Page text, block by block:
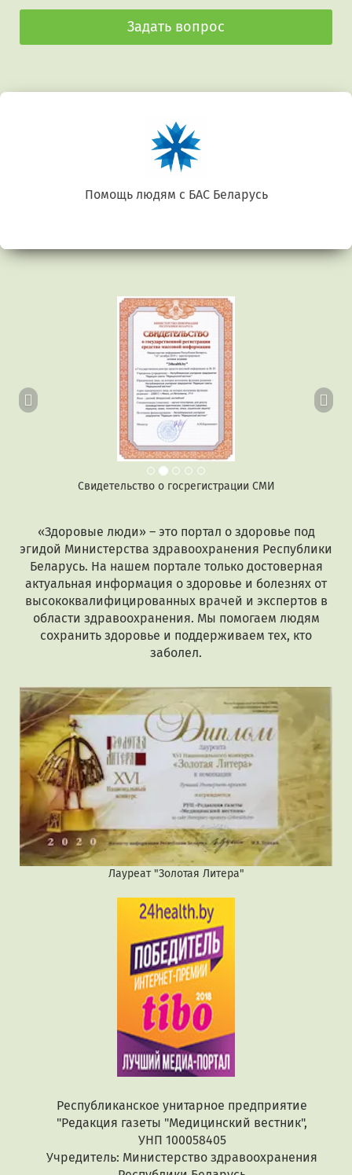
Задать вопрос
Помощь людям с БАС Беларусь
Свидетельство о госрегистрации СМИ
Предыдущий
«Здоровые люди» – это портал о здоровье под
эгидой Министерства здравоохранения Республики
Беларусь. На нашем портале только достоверная
актуальная информация о здоровье и болезнях от
высококвалифицированных врачей и экспертов в
области здравоохранения. Мы помогаем людям
сохранить здоровье и поддерживаем тех, кто
заболел.
Лауреат "Золотая Литера"
Республиканское унитарное предприятие
"Редакция газеты "Медицинский вестник",
УНП 100058405
Учредитель: Министерство здравоохранения